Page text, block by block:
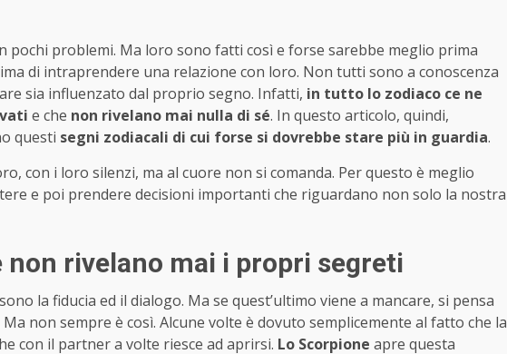
pochi problemi. Ma loro sono fatti così e forse sarebbe meglio prima
di intraprendere una relazione con loro. Non tutti sono a conoscenza
sia influenzato dal proprio segno. Infatti, in tutto lo zodiaco ce ne
e che non rivelano mai nulla di sé. In questo articolo, quindi,
questi segni zodiacali di cui forse si dovrebbe stare più in guardia.
con i loro silenzi, ma al cuore non si comanda. Per questo è meglio
e poi prendere decisioni importanti che riguardano non solo la nostra
non rivelano mai i propri segreti
la fiducia ed il dialogo. Ma se quest’ultimo viene a mancare, si pensa
Ma non sempre è così. Alcune volte è dovuto semplicemente al fatto che la
con il partner a volte riesce ad aprirsi. Lo Scorpione apre questa